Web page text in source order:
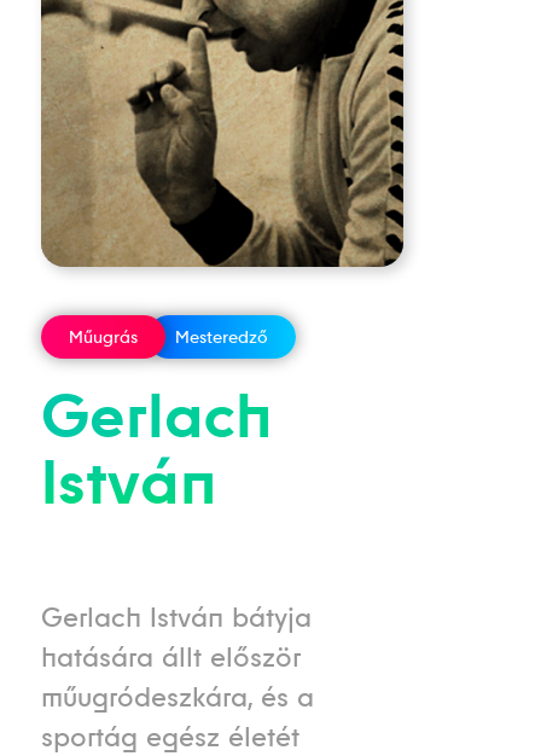
Műugrás Mesteredző
Gerlach
István
Gerlach István bátyja
hatására állt először
műugródeszkára, és a
sportág egész életét